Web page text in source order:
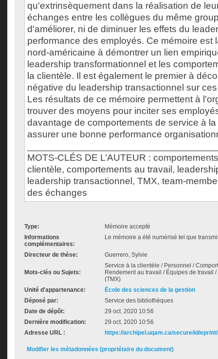
qu'extrinsèquement dans la réalisation de
échanges entre les collègues du même
d'améliorer, ni de diminuer les effets du
performance des employés. Ce mémoire est
nord-américaine à démontrer un lien
leadership transformationnel et les
la clientèle. Il est également le premier à
négative du leadership transactionnel sur
Les résultats de ce mémoire permettent à
trouver des moyens pour inciter ses
davantage de comportements de service à
assurer une bonne performance
MOTS-CLÉS DE L’AUTEUR :
clientèle, comportements au travail,
leadership transactionnel, TMX, team-
des échanges
Type:
Mémoire accepté
Informations
complémentaires:
Le mémoire a été numérisé tel que
Directeur de thèse: Guerrero, Sylvie
Mots-clés ou Sujets:
Service à la clientèle / Personnel /
Rendement au travail / Équipes de travail
(TMX)
Unité d'appartenance:
École des sciences de la gestion
Déposé par:
Service des bibliothèques
Date de dépôt:
29 oct. 2020 10:56
Dernière modification:
29 oct. 2020 10:56
Adresse URL :
https://archipel.uqam.ca/secure/id/
Modifier les métadonnées (propriétaire du document)